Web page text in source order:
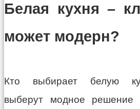
Белая кухня –
может модерн?
Кто выбирает белую
выберут модное решение